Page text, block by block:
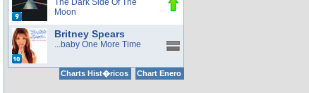
The Dark Side Of The
Moon
Britney Spears
...baby One More Time
Charts Hist�ricos Chart Enero